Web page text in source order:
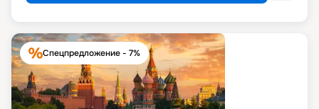
Спецпредложение - 7%